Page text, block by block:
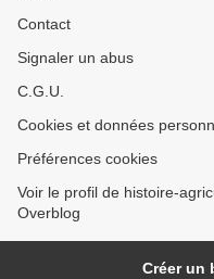
Contact
Signaler un abus
C.G.U.
Cookies et données
Préférences cookies
Voir le profil de histoire-
Overblog
Créer un